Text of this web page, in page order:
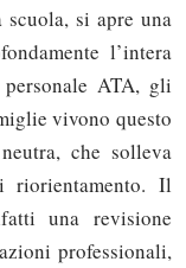
scuola, si apre una
l’intera
ATA, gli
vivono questo
che solleva
riorientamento. Il
una revisione
professionali,